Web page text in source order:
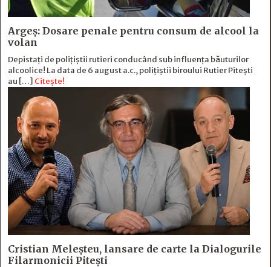
Argeș: Dosare penale pentru consum de alcool la
volan
Depistați de polițiștii rutieri conducând sub influența băuturilor
alcoolice! La data de 6 august a.c., polițiștii biroului Rutier Pitești
au […] Citește!
Cristian Meleșteu, lansare de carte la Dialogurile
Filarmonicii Pitești